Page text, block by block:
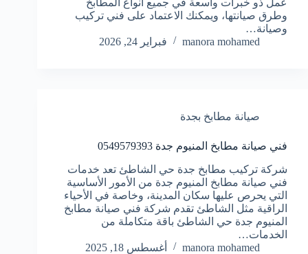
وطرق صيانتها، ويمكنك الاعتماد على فني تركيب
وصيانة…
manora mohamed
فبراير 24, 2026
صيانة مطابخ بجدة
فني صيانة مطابخ المنيوم جدة 0549579393
شركة تركيب مطابخ جدة حي الشاطئ تعد خدمات
فني صيانة مطابخ المنيوم جدة من الأمور الأساسية
التي يحرص عليها سكان المدينة، وخاصة في الأحياء
الراقية مثل الشاطئ تقدم شركة فني صيانة مطابخ
المنيوم جدة حي الشاطئ باقة متكاملة من
الخدمات…
manora mohamed
أغسطس 18, 2025